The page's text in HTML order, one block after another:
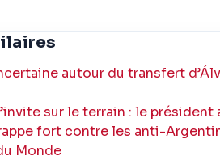
autour du transfert
sur le terrain : le
fort contre les anti-
Monde